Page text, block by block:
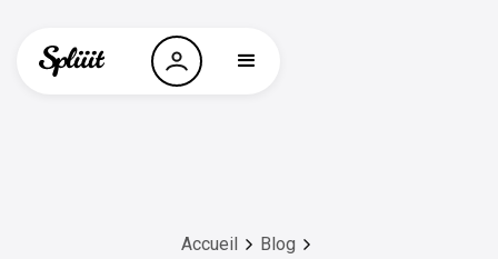
Accueil
Blog